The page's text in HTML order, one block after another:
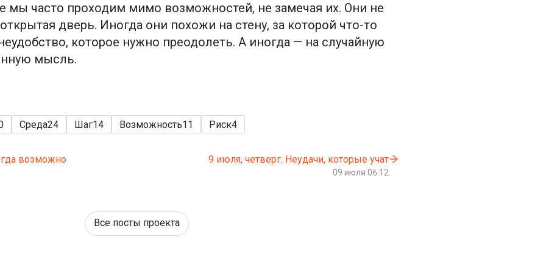
мы часто проходим мимо возможностей, не замечая их. Они не
дверь. Иногда они похожи на стену, за которой что-то
которое нужно преодолеть. А иногда — на случайную
мысль.
Среда24 Шаг14 Возможность11 Риск4
возможно 9 июля, четверг. Неудачи, которые учат
09 июля 06:12
Все посты проекта